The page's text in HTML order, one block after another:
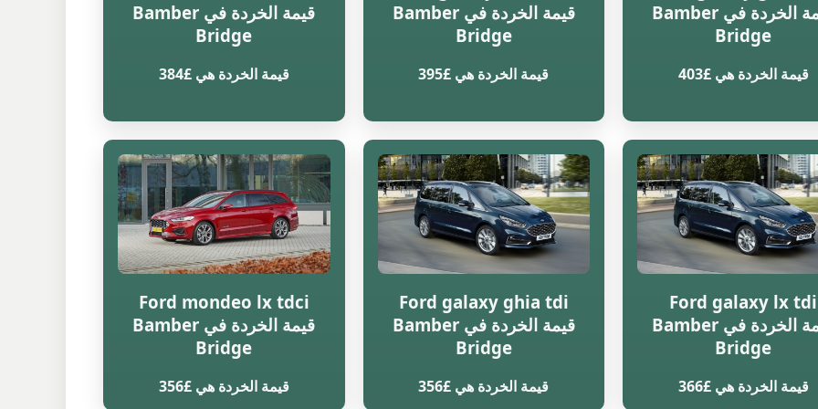
قيمة الخردة في Bamber
Bridge
قيمة الخردة هي £403
قيمة الخردة في Bamber
Bridge
قيمة الخردة هي £395
قيمة الخردة في Bamber
Bridge
قيمة الخردة هي £384
Ford galaxy lx tdi
قيمة الخردة في Bamber
Bridge
قيمة الخردة هي £366
Ford galaxy ghia tdi
قيمة الخردة في Bamber
Bridge
قيمة الخردة هي £356
Ford mondeo lx tdci
قيمة الخردة في Bamber
Bridge
قيمة الخردة هي £356